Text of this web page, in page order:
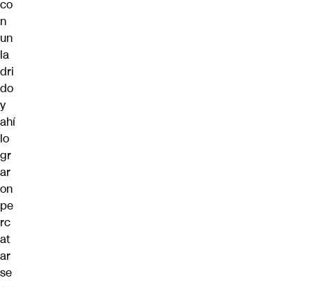
co
n
un
la
dri
do
y
ahí
lo
gr
ar
on
pe
rc
at
ar
se